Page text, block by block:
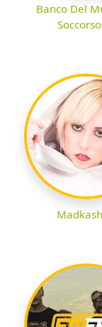
Banco Del
Soccorso
Madkash